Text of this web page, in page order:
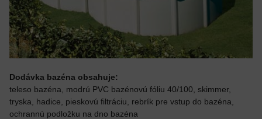
Dodávka bazéna obsahuje:
teleso bazéna, modrú PVC bazénovú fóliu 40/100, skimmer,
tryska, hadice, pieskovú filtráciu, rebrík pre vstup do bazéna,
ochrannú podložku na dno bazéna